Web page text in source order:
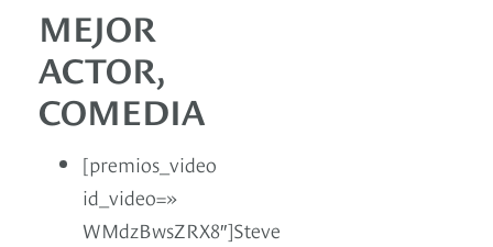
MEJOR
ACTOR,
COMEDIA
[premios_video
id_video=»
WMdzBwsZRX8″]Steve